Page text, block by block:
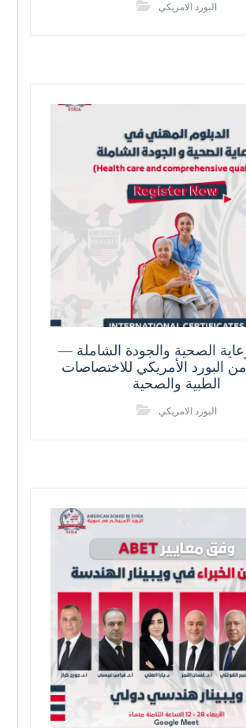
البورد الامريكي
الصحية والجودة الشاملة —
من البورد الأمريكي للاختصاصات
الطبية والصحية
البورد الامريكي